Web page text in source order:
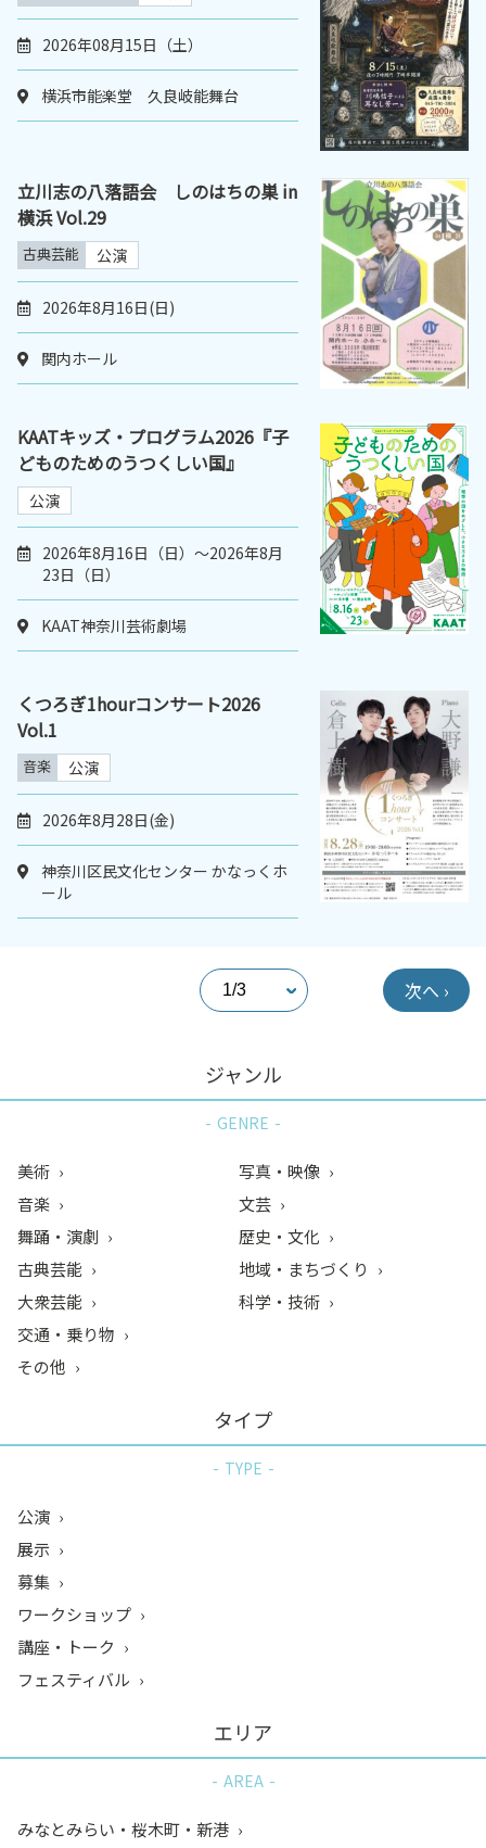
2026年08月15日（土）
横浜市能楽堂 久良岐能舞台
立川志の八落語会 しのはちの巣 in
横浜 Vol.29
古典芸能 公演
2026年8月16日(日)
関内ホール
KAATキッズ・プログラム2026『子
どものためのうつくしい国』
公演
2026年8月16日（日）～2026年8月
23日（日）
KAAT神奈川芸術劇場
くつろぎ1hourコンサート2026
Vol.1
音楽 公演
2026年8月28日(金)
神奈川区民文化センター かなっくホ
ール
次へ ›
ジャンル
GENRE
美術
音楽
舞踊・演劇
古典芸能
大衆芸能
写真・映像
文芸
歴史・文化
地域・まちづくり
科学・技術
交通・乗り物
その他
タイプ
TYPE
公演
展示
募集
ワークショップ
講座・トーク
フェスティバル
エリア
AREA
みなとみらい・桜木町・新港